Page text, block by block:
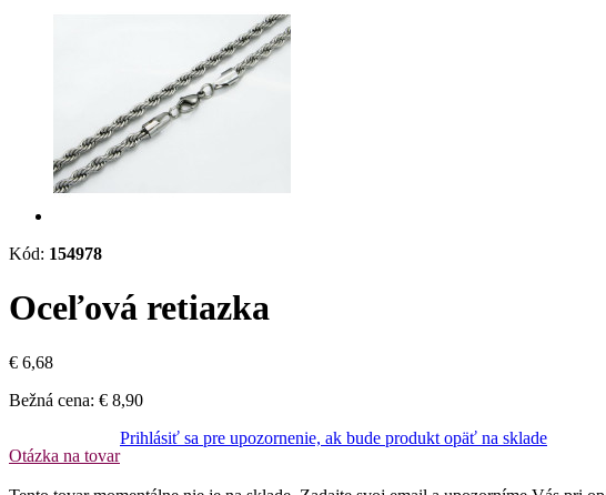
Kód: 154978
Oceľová retiazka
€ 6,68
Bežná cena: € 8,90
Otázka na tovar
Prihlásiť sa pre upozornenie, ak bude produkt opäť na sklade